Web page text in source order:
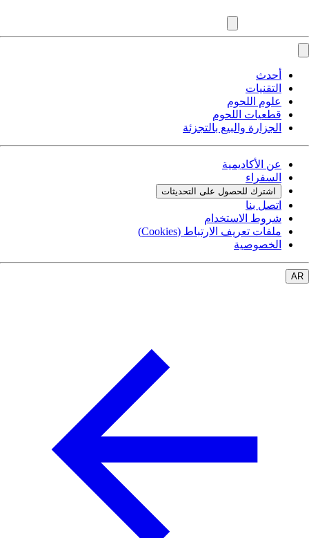
أحدث
التقنيات
علوم اللحوم
قطعيات اللحوم
الجزارة والبيع بالتجزئة
عن الأكاديمية
السفراء
اشترك للحصول على التحديثات
اتصل بنا
شروط الاستخدام
ملفات تعريف الارتباط (Cookies)
الخصوصية
AR